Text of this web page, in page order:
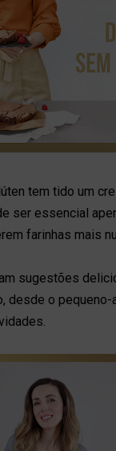
tem tido um
ser essencial
farinhas mais
sugestões
desde o pequeno-